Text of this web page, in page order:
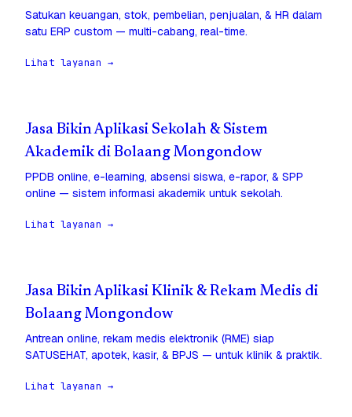
Satukan keuangan, stok, pembelian, penjualan, & HR dalam
satu ERP custom — multi-cabang, real-time.
Lihat layanan →
Jasa Bikin Aplikasi Sekolah & Sistem
Akademik di Bolaang Mongondow
PPDB online, e-learning, absensi siswa, e-rapor, & SPP
online — sistem informasi akademik untuk sekolah.
Lihat layanan →
Jasa Bikin Aplikasi Klinik & Rekam Medis di
Bolaang Mongondow
Antrean online, rekam medis elektronik (RME) siap
SATUSEHAT, apotek, kasir, & BPJS — untuk klinik & praktik.
Lihat layanan →